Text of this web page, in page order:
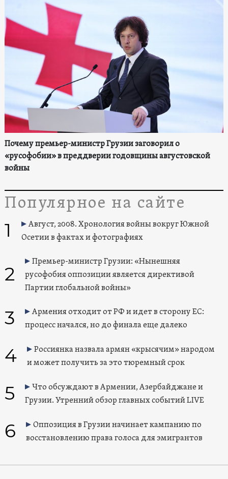
Почему премьер-министр Грузии заговорил о
«русофобии» в преддверии годовщины августовской
войны
Популярное на сайте
1
Август, 2008. Хронология войны вокруг Южной
Осетии в фактах и фотографиях
2
Премьер-министр Грузии: «Нынешняя
русофобия оппозиции является директивой
Партии глобальной войны»
3
Армения отходит от РФ и идет в сторону ЕС:
процесс начался, но до финала еще далеко
4
Россиянка назвала армян «крысячим» народом
и может получить за это тюремный срок
5
Что обсуждают в Армении, Азербайджане и
Грузии. Утренний обзор главных событий LIVE
6
Оппозиция в Грузии начинает кампанию по
восстановлению права голоса для эмигрантов